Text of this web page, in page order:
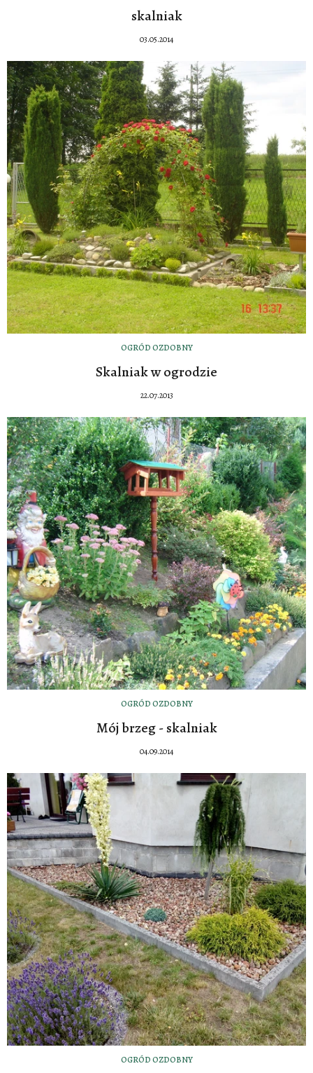
skalniak
03.05.2014
OGRÓD OZDOBNY
Skalniak w ogrodzie
22.07.2013
OGRÓD OZDOBNY
Mój brzeg - skalniak
04.09.2014
OGRÓD OZDOBNY